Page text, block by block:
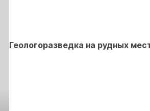
Геологоразведка на рудных